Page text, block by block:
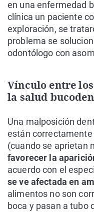
en una enfermedad
clínica un paciente
exploración, se
problema se
odontólogo con
Vínculo entre
la salud
Una malposición
están
(cuando se aprietan
favorecer la
acuerdo con el
se ve afectada en
alimentos no son
boca y pasan a tubo